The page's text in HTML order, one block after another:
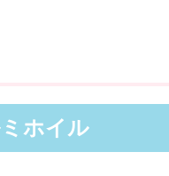
ホイル